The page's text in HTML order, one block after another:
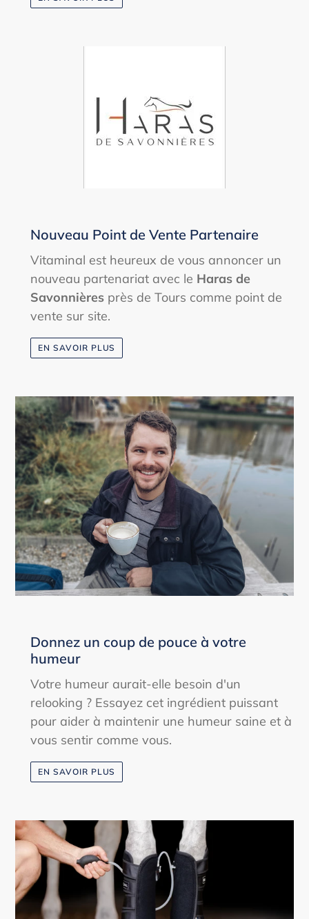
Nouveau Point de Vente Partenaire
Vitaminal est heureux de vous annoncer un
nouveau partenariat avec le Haras de
Savonnières près de Tours comme point de
vente sur site.
EN SAVOIR PLUS
Donnez un coup de pouce à votre
humeur
Votre humeur aurait-elle besoin d'un
relooking ? Essayez cet ingrédient puissant
pour aider à maintenir une humeur saine et à
vous sentir comme vous.
EN SAVOIR PLUS